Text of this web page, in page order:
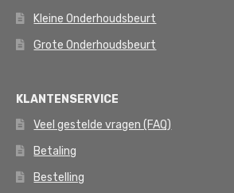
Kleine Onderhoudsbeurt
Grote Onderhoudsbeurt
KLANTENSERVICE
Veel gestelde vragen (FAQ)
Betaling
Bestelling